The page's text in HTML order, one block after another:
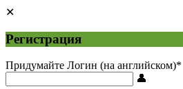
Регистрация
Придумайте Логин (на английском)*